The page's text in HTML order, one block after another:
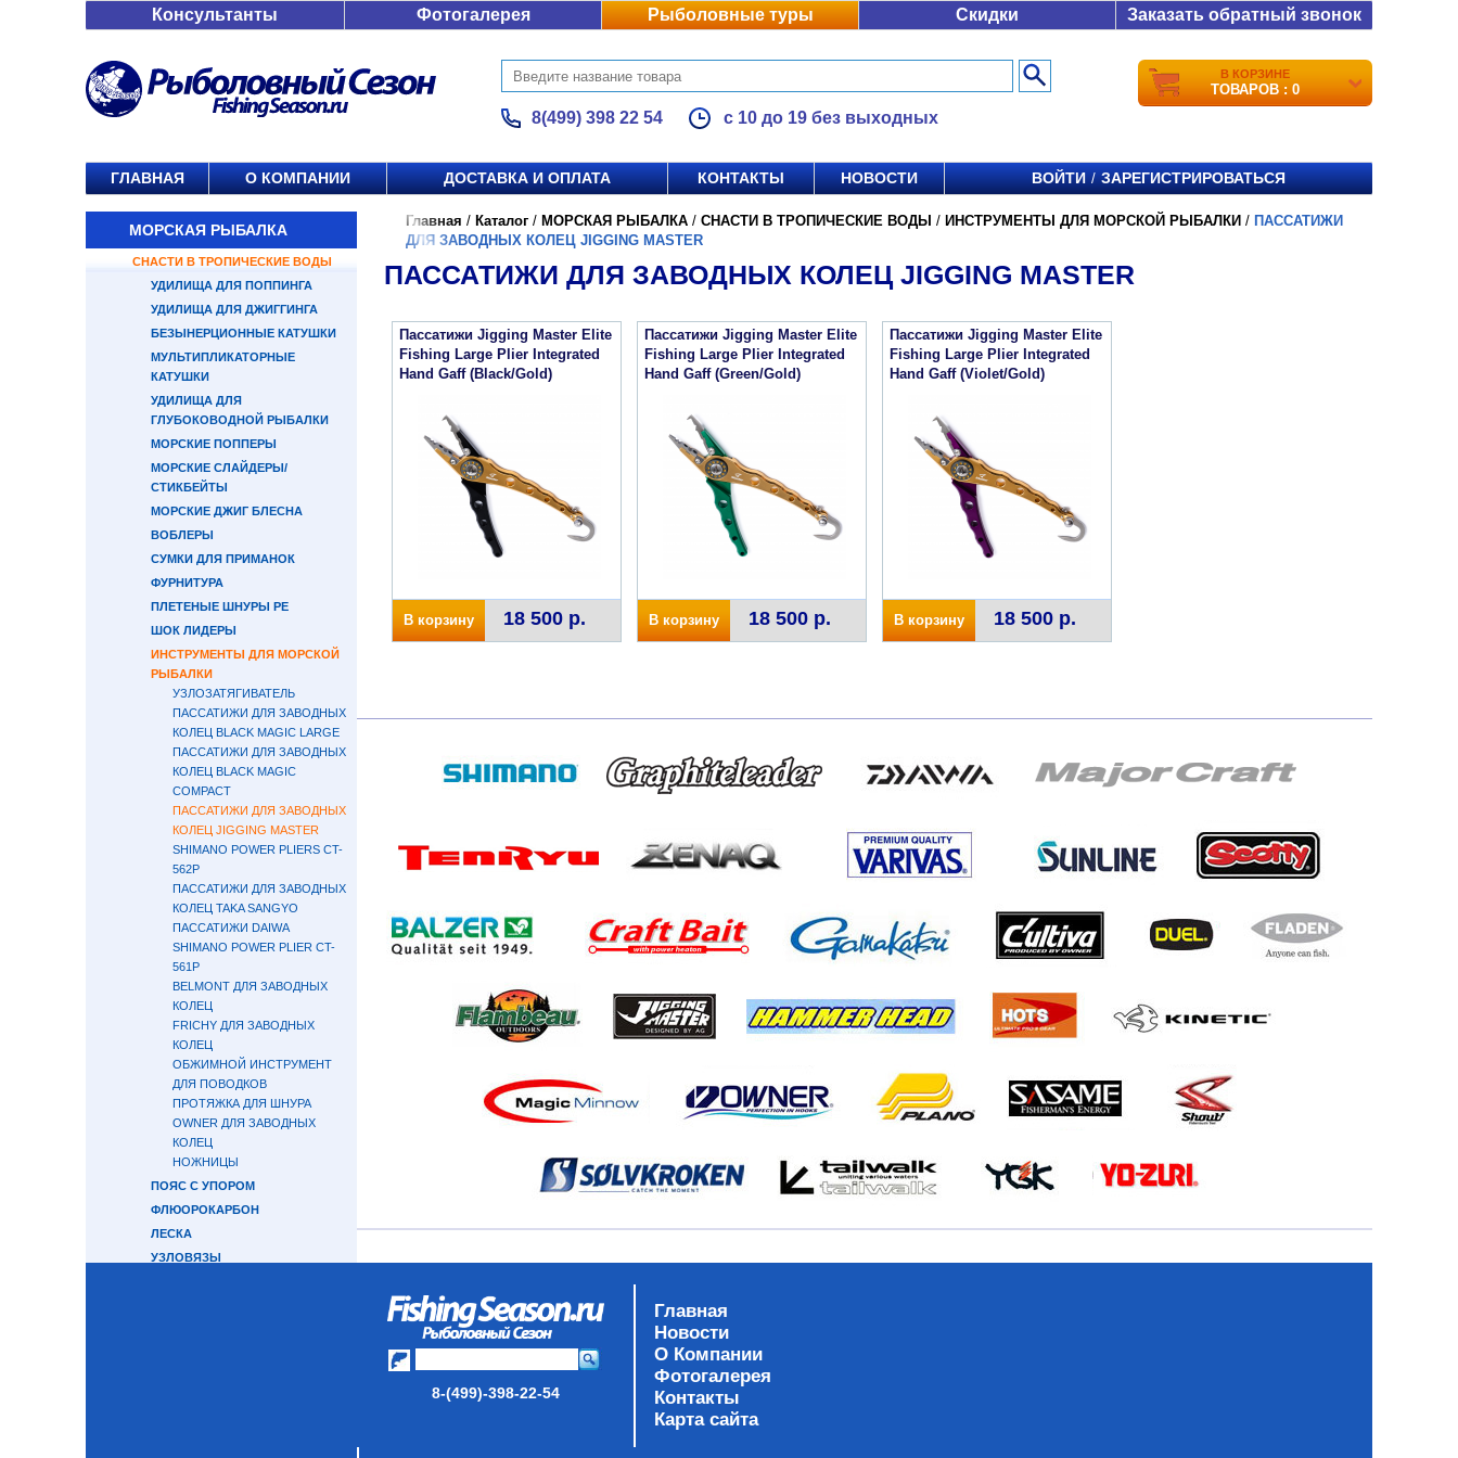
Консультанты Фотогалерея Рыболовные туры Скидки Заказать обратный звонок
8(499) 398 22 54 с 10 до 19 без выходных
В КОРЗИНЕ
ТОВАРОВ : 0
ГЛАВНАЯ О КОМПАНИИ ДОСТАВКА И ОПЛАТА КОНТАКТЫ НОВОСТИ ВОЙТИ / ЗАРЕГИСТРИРОВАТЬСЯ
МОРСКАЯ РЫБАЛКА
СНАСТИ В ТРОПИЧЕСКИЕ ВОДЫ
УДИЛИЩА ДЛЯ ПОППИНГА
УДИЛИЩА ДЛЯ ДЖИГГИНГА
БЕЗЫНЕРЦИОННЫЕ КАТУШКИ
МУЛЬТИПЛИКАТОРНЫЕ
КАТУШКИ
УДИЛИЩА ДЛЯ
ГЛУБОКОВОДНОЙ РЫБАЛКИ
МОРСКИЕ ПОППЕРЫ
МОРСКИЕ СЛАЙДЕРЫ/
СТИКБЕЙТЫ
МОРСКИЕ ДЖИГ БЛЕСНА
ВОБЛЕРЫ
СУМКИ ДЛЯ ПРИМАНОК
ФУРНИТУРА
ПЛЕТЕНЫЕ ШНУРЫ PE
ШОК ЛИДЕРЫ
ИНСТРУМЕНТЫ ДЛЯ МОРСКОЙ
РЫБАЛКИ
УЗЛОЗАТЯГИВАТЕЛЬ
ПАССАТИЖИ ДЛЯ ЗАВОДНЫХ
КОЛЕЦ BLACK MAGIC LARGE
ПАССАТИЖИ ДЛЯ ЗАВОДНЫХ
КОЛЕЦ BLACK MAGIC
COMPACT
ПАССАТИЖИ ДЛЯ ЗАВОДНЫХ
КОЛЕЦ JIGGING MASTER
SHIMANO POWER PLIERS CT-
562P
ПАССАТИЖИ ДЛЯ ЗАВОДНЫХ
КОЛЕЦ TAKA SANGYO
ПАССАТИЖИ DAIWA
SHIMANO POWER PLIER CT-
561P
BELMONT ДЛЯ ЗАВОДНЫХ
КОЛЕЦ
FRICHY ДЛЯ ЗАВОДНЫХ
КОЛЕЦ
ОБЖИМНОЙ ИНСТРУМЕНТ
ДЛЯ ПОВОДКОВ
ПРОТЯЖКА ДЛЯ ШНУРА
OWNER ДЛЯ ЗАВОДНЫХ
КОЛЕЦ
НОЖНИЦЫ
ПОЯС С УПОРОМ
ФЛЮОРОКАРБОН
ЛЕСКА
УЗЛОВЯЗЫ
Главная / Каталог / МОРСКАЯ РЫБАЛКА / СНАСТИ В ТРОПИЧЕСКИЕ ВОДЫ / ИНСТРУМЕНТЫ ДЛЯ МОРСКОЙ РЫБАЛКИ / ПАССАТИЖИ
ДЛЯ ЗАВОДНЫХ КОЛЕЦ JIGGING MASTER
ПАССАТИЖИ ДЛЯ ЗАВОДНЫХ КОЛЕЦ JIGGING MASTER
Пассатижи Jigging Master Elite
Fishing Large Plier Integrated
Hand Gaff (Black/Gold)
В корзину 18 500 р.
Пассатижи Jigging Master Elite
Fishing Large Plier Integrated
Hand Gaff (Green/Gold)
В корзину 18 500 р.
Пассатижи Jigging Master Elite
Fishing Large Plier Integrated
Hand Gaff (Violet/Gold)
В корзину 18 500 р.
8-(499)-398-22-54
Главная
Новости
О Компании
Фотогалерея
Контакты
Карта сайта